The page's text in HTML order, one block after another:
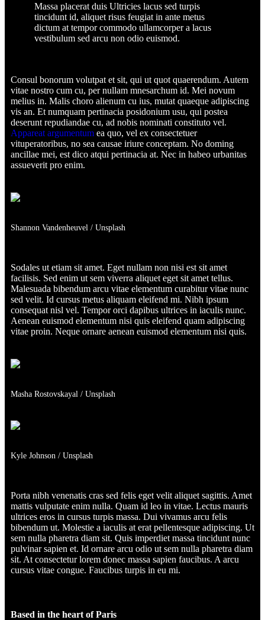
Massa placerat duis Ultricies lacus sed turpis
tincidunt id, aliquet risus feugiat in ante metus
dictum at tempor commodo ullamcorper a lacus
vestibulum sed arcu non odio euismod.
Consul bonorum volutpat et sit, qui ut quot quaerendum. Autem
vitae nostro cum cu, per nullam mnesarchum id. Mei novum
melius in. Malis choro alienum cu ius, mutat quaeque adipiscing
vis an. Et numquam pertinacia posidonium usu, qui postea
deserunt repudiandae cu, ad nobis nominati constituto vel.
Appareat argumentum ea quo, vel ex consectetuer
vituperatoribus, no sea causae iriure conceptam. No doming
ancillae mei, est dico atqui pertinacia at. Nec in habeo urbanitas
assueverit pro enim.
Shannon Vandenheuvel / Unsplash
Sodales ut etiam sit amet. Eget nullam non nisi est sit amet
facilisis. Sed enim ut sem viverra aliquet eget sit amet tellus.
Malesuada bibendum arcu vitae elementum curabitur vitae nunc
sed velit. Id cursus metus aliquam eleifend mi. Nibh ipsum
consequat nisl vel. Tempor orci dapibus ultrices in iaculis nunc.
Aenean euismod elementum nisi quis eleifend quam adipiscing
vitae proin. Neque ornare aenean euismod elementum nisi quis.
Masha Rostovskayal / Unsplash
Kyle Johnson / Unsplash
Porta nibh venenatis cras sed felis eget velit aliquet sagittis. Amet
mattis vulputate enim nulla. Quam id leo in vitae. Lectus mauris
ultrices eros in cursus turpis massa. Dui vivamus arcu felis
bibendum ut. Molestie a iaculis at erat pellentesque adipiscing. Ut
sem nulla pharetra diam sit. Quis imperdiet massa tincidunt nunc
pulvinar sapien et. Id ornare arcu odio ut sem nulla pharetra diam
sit. At consectetur lorem donec massa sapien faucibus. A arcu
cursus vitae congue. Faucibus turpis in eu mi.
Based in the heart of Paris